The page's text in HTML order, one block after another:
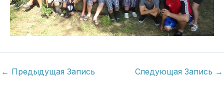
← Предыдущая Запись Следующая Запись →